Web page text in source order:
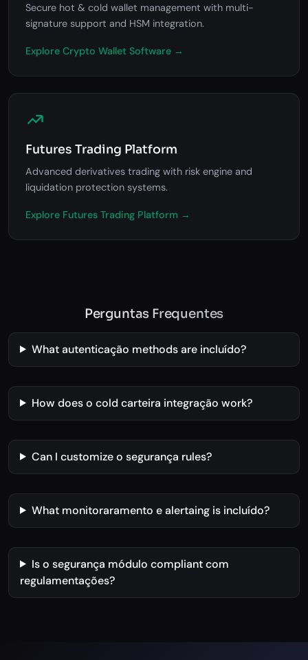
Secure hot & cold wallet management with multi-
signature support and HSM integration.
Explore Crypto Wallet Software →
Futures Trading Platform
Advanced derivatives trading with risk engine and
liquidation protection systems.
Explore Futures Trading Platform →
Perguntas Frequentes
What autenticação methods are incluído?
How does o cold carteira integração work?
Can I customize o segurança rules?
What monitoraramento e alertaing is incluído?
Is o segurança módulo compliant com
regulamentações?